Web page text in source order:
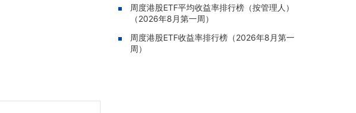
跃升至53.94吨
08-07 20:04 | 迅策(03317.HK)：与天合算力订
立战略合作备忘，共探能源垂类大模型与Toke
n工厂商业化
周度港股ETF平均收益率排行榜（按管理人）
（2026年8月第一周）
周度港股ETF收益率排行榜（2026年8月第一
周）